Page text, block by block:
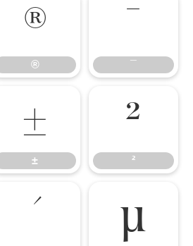
®
®
¯
¯
±
±
²
²
´ µ